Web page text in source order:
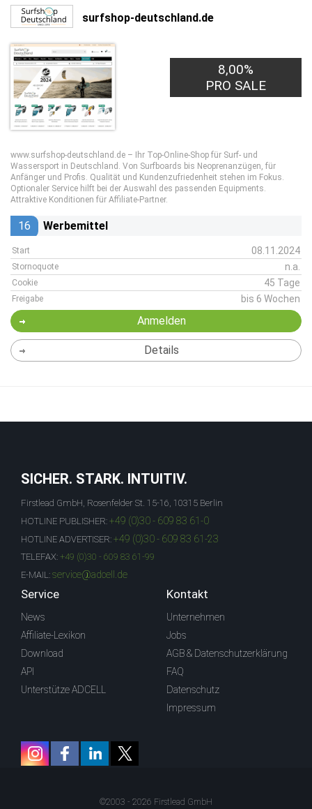
surfshop-deutschland.de
8,00%
PRO SALE
www.surfshop-deutschland.de – Ihr Top-Online-Shop für Surf- und
Wassersport in Deutschland. Von Surfboards bis Neoprenanzügen, für
Anfänger und Profis. Qualität und Kundenzufriedenheit stehen im Fokus.
Optionaler Service hilft bei der Auswahl des passenden Equipments.
Attraktive Konditionen für Affiliate-Partner.
16 Werbemittel
Start 08.11.2024
Stornoquote n.a.
Cookie 45 Tage
Freigabe bis 6 Wochen
Anmelden
Details
SICHER. STARK. INTUITIV.
Firstlead GmbH, Rosenfelder St. 15-16, 10315 Berlin
HOTLINE PUBLISHER: +49 (0)30 - 609 83 61-0
HOTLINE ADVERTISER: +49 (0)30 - 609 83 61-23
TELEFAX: +49 (0)30 - 609 83 61-99
E-MAIL: service@adcell.de
Service
News
Affiliate-Lexikon
Download
API
Unterstütze ADCELL
Kontakt
Unternehmen
Jobs
AGB & Datenschutzerklärung
FAQ
Datenschutz
Impressum
©2003 - 2026 Firstlead GmbH